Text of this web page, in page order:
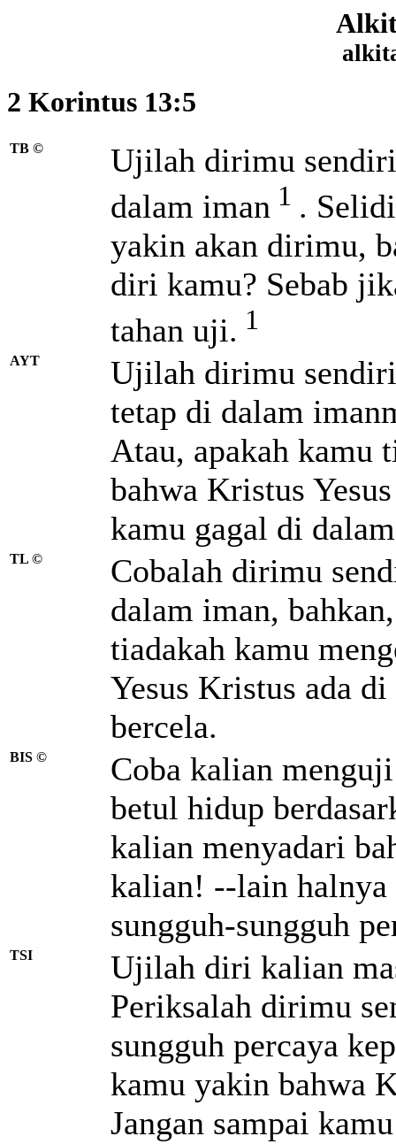
2 Korintus 13:5
TB ©
Ujilah dirimu
dalam iman 1 .
yakin akan dirimu,
diri kamu? Sebab
tahan uji. 1
AYT
Ujilah dirimu
tetap di dalam
Atau, apakah kamu
bahwa Kristus
kamu gagal di
TL ©
Cobalah dirimu
dalam iman,
tiadakah kamu
Yesus Kristus ada
bercela.
BIS ©
Coba kalian
betul hidup
kalian menyadari
kalian! --lain halnya
sungguh-sungguh
TSI
Ujilah diri kalian
Periksalah dirimu
sungguh percaya
kamu yakin bahwa
Jangan sampai